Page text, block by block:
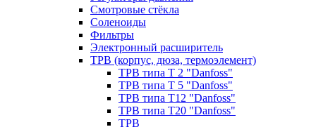
Смотровые стёкла
Соленоиды
Фильтры
Электронный расширитель
ТРВ (корпус, дюза, термоэлемент)
ТРВ типа Т 2 "Danfoss"
ТРВ типа Т 5 "Danfoss"
ТРВ типа Т12 "Danfoss"
ТРВ типа Т20 "Danfoss"
ТРВ